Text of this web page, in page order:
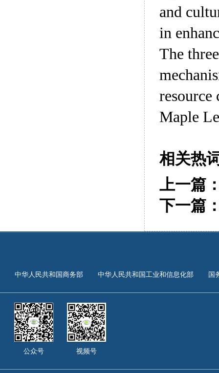
and
in
The
Maple
相关热
上一篇
下一篇
中华人民共和国商务部 中华人民共和国工业和信息化部 国
公众号 视频号